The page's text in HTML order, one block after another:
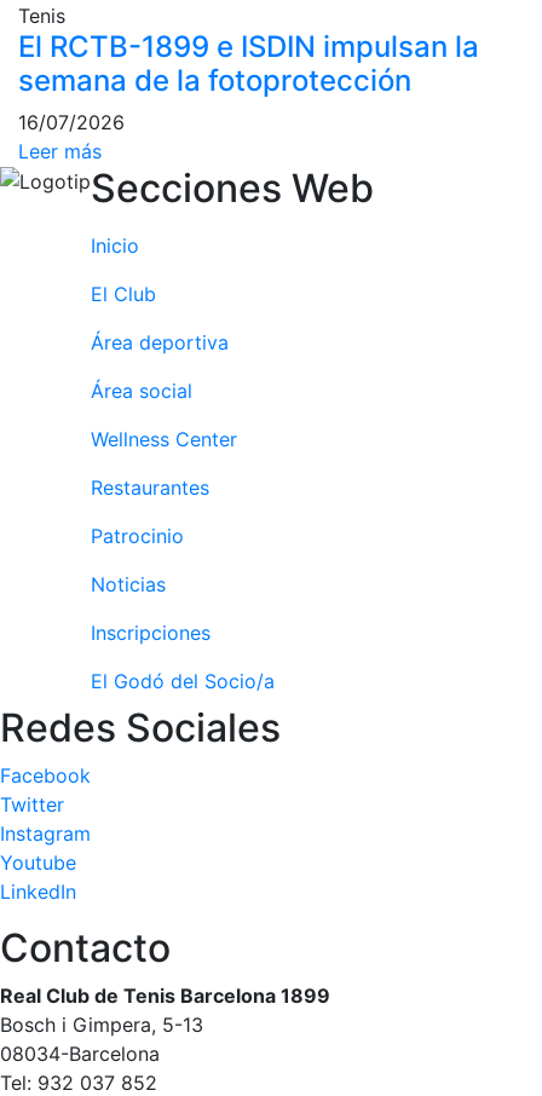
culturales
Conferencias
e
Inspirational
Talks
Calendario de
Sociales
Juegos de
mesa
Peñas del Club
Wellness Center
Servicio de
fisiosalud
Entrenamientos
Actividades
dirigidas
Normativa
Restaurante
El Snack
Casa Arilla
Chill Out
Patrocinio
Patrocinadores
Tenis
El RCTB-1899 e ISDIN impulsan la
semana de la fotoprotección
16/07/2026
Leer más
Secciones Web
Inicio
El Club
Área deportiva
Área social
Wellness Center
Restaurantes
Patrocinio
Noticias
Inscripciones
El Godó del Socio/a
Redes Sociales
Facebook
Twitter
Instagram
Youtube
LinkedIn
Contacto
Real Club de Tenis Barcelona 1899
Bosch i Gimpera, 5-13
08034-Barcelona
Tel: 932 037 852